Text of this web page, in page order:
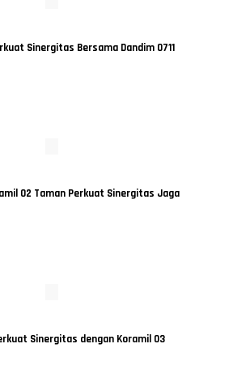
Sinergitas Bersama Dandim 0711
02 Taman Perkuat Sinergitas Jaga
Sinergitas dengan Koramil 03